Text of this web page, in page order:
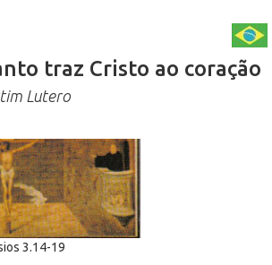
traz Cristo ao coração
Lutero
3.14-19